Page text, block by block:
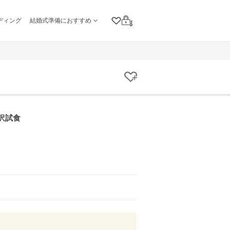
ィング 結婚式準備におすすめ
クリップリスト
ログイン
クリップする
試食